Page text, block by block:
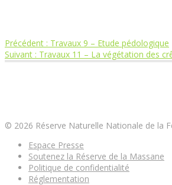
Navigation
Précédent : Article
précédent
Travaux 9 – Etude pédologique
Suivant : Article
Travaux 11 – La végétation des
© 2026 Réserve Naturelle Nationale de la
Espace Presse
Soutenez la Réserve de la Massane
Politique de confidentialité
Réglementation